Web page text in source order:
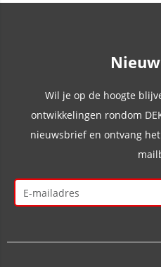
Wil je op de hoogte
ontwikkelingen rondom
nieuwsbrief en ontvang